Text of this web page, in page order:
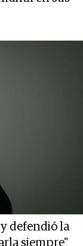
defendió la
siempre"